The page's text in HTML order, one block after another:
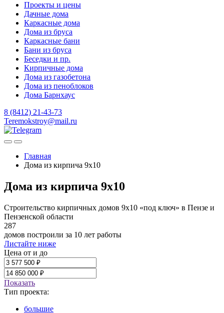
Проекты и цены
Дачные дома
Каркасные дома
Дома из бруса
Каркасные бани
Бани из бруса
Беседки и пр.
Кирпичные дома
Дома из газобетона
Дома из пеноблоков
Дома Барнхаус
8 (8412) 21-43-73
Teremokstroy@mail.ru
Главная
Дома из кирпича 9х10
Дома из кирпича 9х10
Строительство кирпичных домов 9х10 «под ключ» в Пензе и
Пензенской области
287
домов построили за 10 лет работы
Листайте ниже
Цена от и до
Показать
Тип проекта:
большие